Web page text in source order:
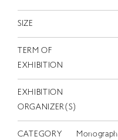
SIZE
TERM OF
EXHIBITION
EXHIBITION
ORGANIZER(S)
CATEGORY Monograph